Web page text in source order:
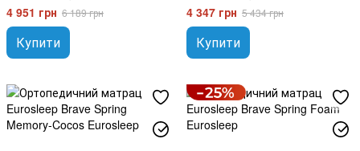
4 951 грн 6 189 грн
Купити
4 347 грн 5 434 грн
Купити